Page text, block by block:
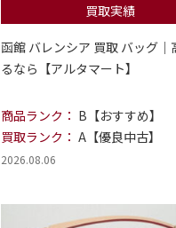
買取実績
函館 バレンシア 買取 バッグ｜
るなら【アルタマート】
商品ランク： B【おすすめ】
買取ランク： A【優良中古】
2026.08.06